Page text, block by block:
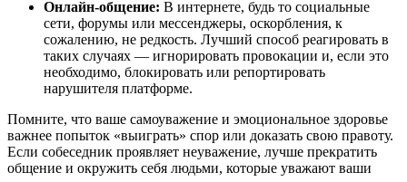
Онлайн-общение: В интернете, будь то социальные
сети, форумы или мессенджеры, оскорбления, к
сожалению, не редкость. Лучший способ реагировать в
таких случаях — игнорировать провокации и, если это
необходимо, блокировать или репортировать
нарушителя платформе.
Помните, что ваше самоуважение и эмоциональное здоровье
важнее попыток «выиграть» спор или доказать свою правоту.
Если собеседник проявляет неуважение, лучше прекратить
общение и окружить себя людьми, которые уважают ваши